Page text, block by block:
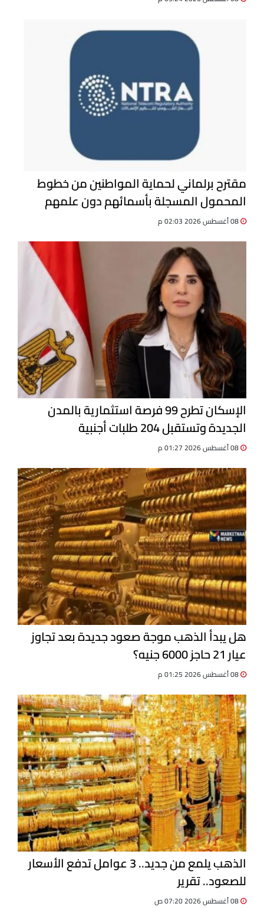
مقترح برلماني لحماية المواطنين من خطوط
المحمول المسجلة بأسمائهم دون علمهم
الإسكان تطرح 99 فرصة استثمارية بالمدن
الجديدة وتستقبل 204 طلبات أجنبية
هل يبدأ الذهب موجة صعود جديدة بعد تجاوز
عيار 21 حاجز 6000 جنيه؟
الذهب يلمع من جديد.. 3 عوامل تدفع الأسعار
للصعود.. تقرير